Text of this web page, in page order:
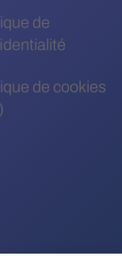
de
de cookies